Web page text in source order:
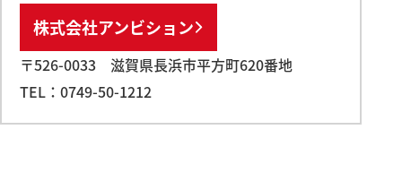
株式会社アンビション
〒526-0033 滋賀県長浜市平方町620番地
TEL：0749-50-1212